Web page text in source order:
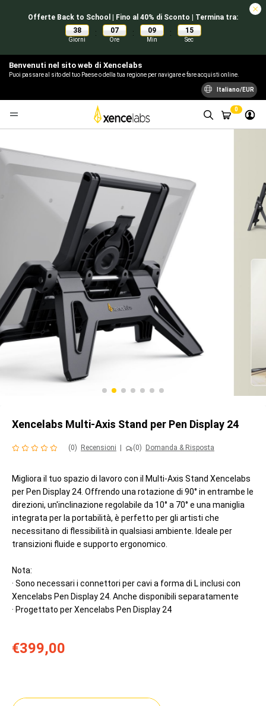
Offerte Back to School | Fino al 40% di Sconto | Termina tra:
38
Giorni
: 07
Ore
: 09
Min
: 14
Sec
Benvenuti nel sito web di Xencelabs
Puoi passare al sito del tuo Paese o della tua regione per navigare e fare acquisti online.
Italiano/EUR
0
Xencelabs Multi-Axis Stand per Pen Display 24
(0) Recensioni (0) Domanda & Risposta
Migliora il tuo spazio di lavoro con il Multi-Axis Stand Xencelabs
per Pen Display 24. Offrendo una rotazione di 90° in entrambe le
direzioni, un'inclinazione regolabile da 10° a 70° e una maniglia
integrata per la portabilità, è perfetto per gli artisti che
necessitano di flessibilità in qualsiasi ambiente. Ideale per
transizioni fluide e supporto ergonomico.
Nota:
· Sono necessari i connettori per cavi a forma di L inclusi con
Xencelabs Pen Display 24. Anche disponibili separatamente
· Progettato per Xencelabs Pen Display 24
€399,00